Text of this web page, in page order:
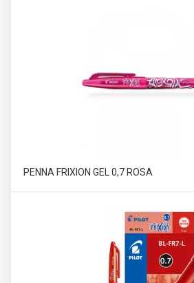
PENNA FRIXION GEL 0,7 ROSA